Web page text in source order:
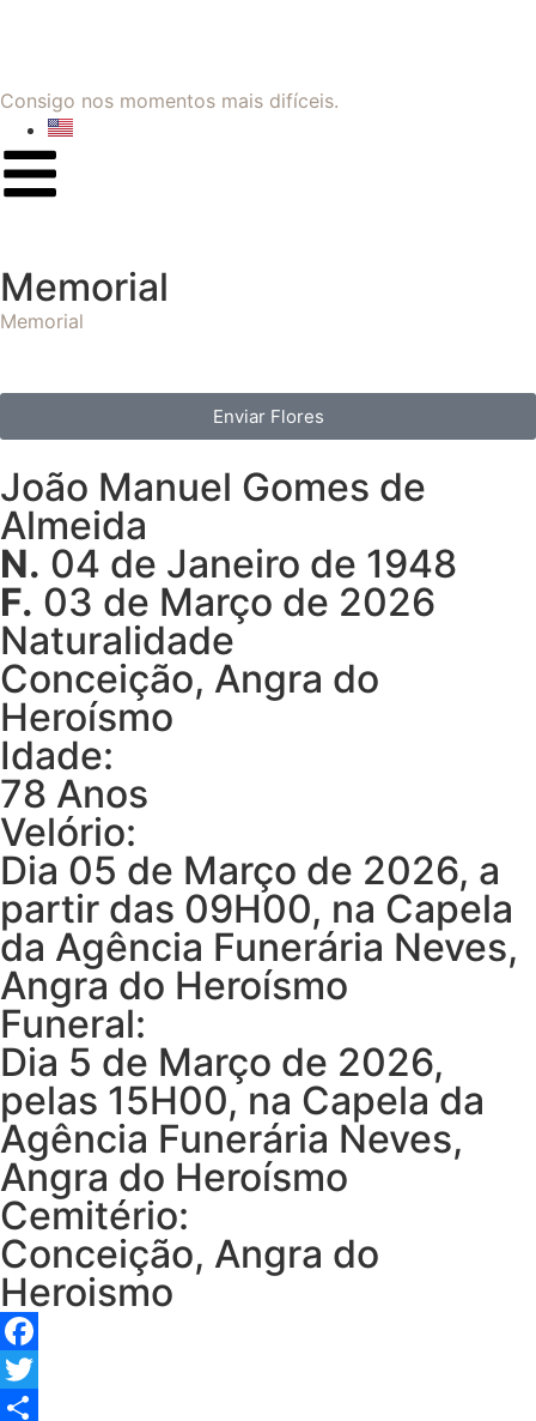
Consigo nos momentos mais difíceis.
Memorial
Memorial
Enviar Flores
João Manuel Gomes de
Almeida
N. 04 de Janeiro de 1948
F. 03 de Março de 2026
Naturalidade
Conceição, Angra do
Heroísmo
Idade:
78 Anos
Velório:
Dia 05 de Março de 2026, a
partir das 09H00, na Capela
da Agência Funerária Neves,
Angra do Heroísmo
Funeral:
Dia 5 de Março de 2026,
pelas 15H00, na Capela da
Agência Funerária Neves,
Angra do Heroísmo
Cemitério:
Conceição, Angra do
Heroismo
Facebook
Twitter